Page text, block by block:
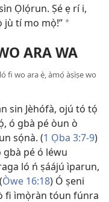
Ọlọ́run. Ṣé ẹ rí i,
jù tí mo mọ̀!” *
ARA WA
fi wo ara ẹ̀, àmọ́ àṣìṣe wo
sin Jèhófà, ojú tó tọ́
ó gbà pé òun ò
sọ́nà. (1 Ọba 3:7-9)
pé ó léwu
ló ń ṣáájú ìparun,
Òwe 16:18) Ó ṣeni
fi ìmọ̀ràn tóun fúnra